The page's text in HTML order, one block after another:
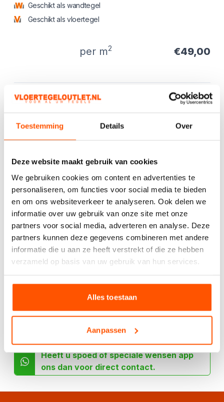
Toestemming Details Over
Deze website maakt gebruik van cookies
We gebruiken cookies om content en advertenties te
personaliseren, om functies voor social media te bieden
en om ons websiteverkeer te analyseren. Ook delen we
informatie over uw gebruik van onze site met onze
partners voor social media, adverteren en analyse. Deze
partners kunnen deze gegevens combineren met andere
informatie die u aan ze heeft verstrekt of die ze hebben
verzameld op basis van uw gebruik van hun services.
Alles toestaan
Aanpassen
Geschikt als wandtegel
Geschikt als vloertegel
per m2 €49,00
Product informatie
Productbeschrijving
zowel mat als glans.
Kies het aantal:
Gebruik de
handige
berekentool:
Berekentool
Specificaties
Heeft u spoed of speciale wensen app
ons dan voor direct contact.